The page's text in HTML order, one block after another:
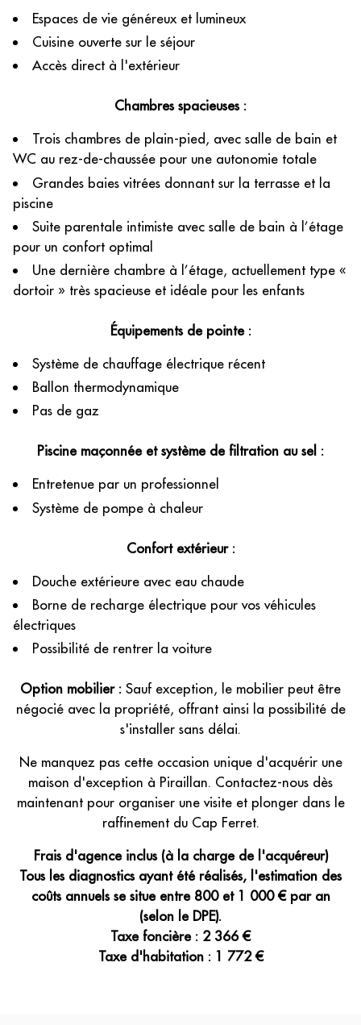
Espaces de vie généreux et lumineux
Cuisine ouverte sur le séjour
Accès direct à l'extérieur
Chambres spacieuses :
Trois chambres de plain-pied, avec salle de bain et
WC au rez-de-chaussée pour une autonomie totale
Grandes baies vitrées donnant sur la terrasse et la
piscine
Suite parentale intimiste avec salle de bain à l’étage
pour un confort optimal
Une dernière chambre à l’étage, actuellement type «
dortoir » très spacieuse et idéale pour les enfants
Équipements de pointe :
Système de chauffage électrique récent
Ballon thermodynamique
Pas de gaz
Piscine maçonnée et système de filtration au sel :
Entretenue par un professionnel
Système de pompe à chaleur
Confort extérieur :
Douche extérieure avec eau chaude
Borne de recharge électrique pour vos véhicules
électriques
Possibilité de rentrer la voiture
Option mobilier : Sauf exception, le mobilier peut être
négocié avec la propriété, offrant ainsi la possibilité de
s'installer sans délai.
Ne manquez pas cette occasion unique d'acquérir une
maison d'exception à Piraillan. Contactez-nous dès
maintenant pour organiser une visite et plonger dans le
raffinement du Cap Ferret.
Frais d'agence inclus (à la charge de l'acquéreur)
Tous les diagnostics ayant été réalisés, l'estimation des
coûts annuels se situe entre 800 et 1 000 € par an
(selon le DPE).
Taxe foncière : 2 366 €
Taxe d'habitation : 1 772 €